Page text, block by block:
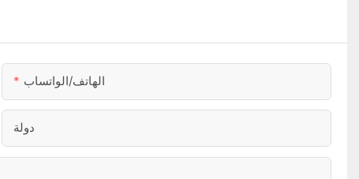
الهاتف/الواتساب
دولة